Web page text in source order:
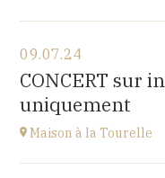
Chapelle de Fisenne
Rue de l'Église, 6997
at11H
Go to site
09.07.24
CONCERT sur
uniquement
Maison à la Tourelle